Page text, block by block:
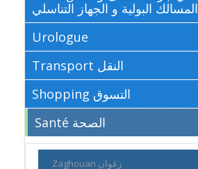
المسالك البولية و الجهاز التناسلي
Urologue
Transport النقل
Shopping التسوق
Santé الصحة
Zaghouan زغوان